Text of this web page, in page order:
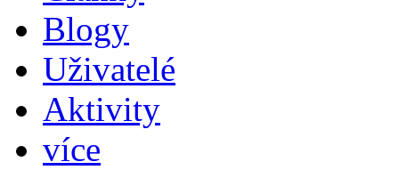
Blogy
Uživatelé
Aktivity
více